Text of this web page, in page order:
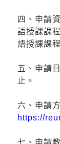
四、申請
語授課課
語授課課
五、申請
止。
六、申請
https://
七、申請